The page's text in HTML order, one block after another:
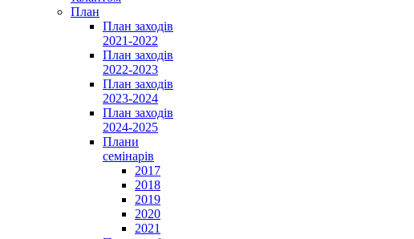
План
План заходів
2021-2022
План заходів
2022-2023
План заходів
2023-2024
План заходів
2024-2025
Плани
семінарів
2017
2018
2019
2020
2021